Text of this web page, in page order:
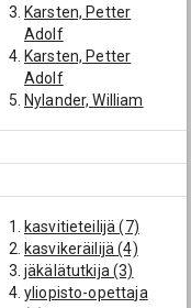
Karsten, Petter
Adolf
Karsten, Petter
Adolf
Nylander, William
kasvitieteilijä (7)
kasvikeräilijä (4)
jäkälätutkija (3)
yliopisto-opettaja